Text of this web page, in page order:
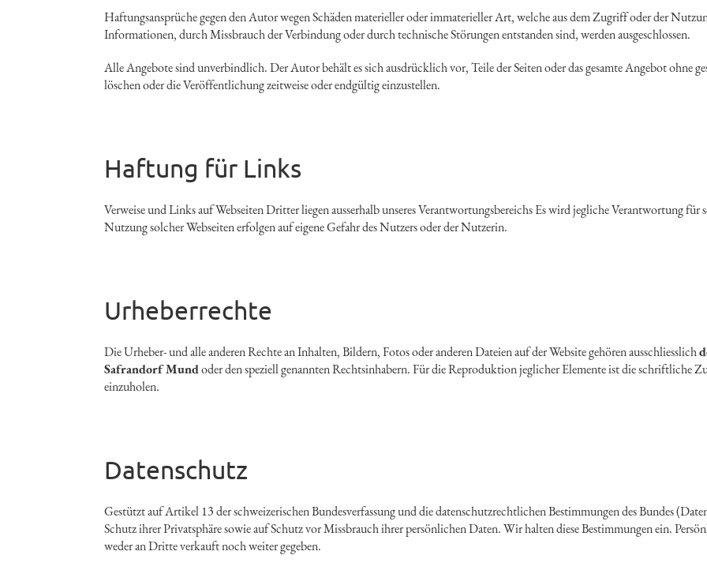
Haftungsansprüche gegen den Autor wegen Schäden materieller oder immaterieller Art, welche aus dem Zugriff oder der
Informationen, durch Missbrauch der Verbindung oder durch technische Störungen entstanden sind, werden ausgeschlossen.
Alle Angebote sind unverbindlich. Der Autor behält es sich ausdrücklich vor, Teile der Seiten oder das gesamte Angebot ohne
löschen oder die Veröffentlichung zeitweise oder endgültig einzustellen.
Haftung für Links
Verweise und Links auf Webseiten Dritter liegen ausserhalb unseres Verantwortungsbereichs Es wird jegliche Verantwortung
Nutzung solcher Webseiten erfolgen auf eigene Gefahr des Nutzers oder der Nutzerin.
Urheberrechte
Die Urheber- und alle anderen Rechte an Inhalten, Bildern, Fotos oder anderen Dateien auf der Website gehören ausschliesslich
Safrandorf Mundoder den speziell genannten Rechtsinhabern. Für die Reproduktion jeglicher Elemente ist die schriftliche
einzuholen.
Datenschutz
Gestützt auf Artikel 13 der schweizerischen Bundesverfassung und die datenschutzrechtlichen Bestimmungen des Bundes
Schutz ihrer Privatsphäre sowie auf Schutz vor Missbrauch ihrer persönlichen Daten. Wir halten diese Bestimmungen ein.
weder an Dritte verkauft noch weiter gegeben.